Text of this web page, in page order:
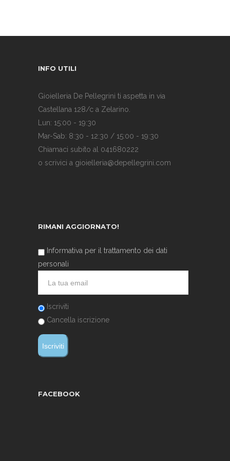
INFO UTILI
Gioielleria De Pellegrini ti aspetta in via
Castellana 128/c a Zelarino.
Lun: 15:00 - 19:30
Mar-Sab: 8:30 - 12:30 / 15:00 - 19:30
Chiamaci subito al 041680222
o scrivici a gioielleria@depellegrini.com
RIMANI AGGIORNATO!
Informativa per il trattamento dei dati
personali
Iscriviti
Cancella iscrizione
FACEBOOK